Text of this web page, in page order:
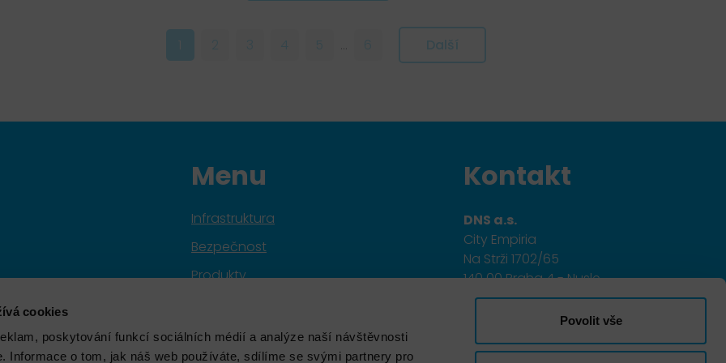
cookies
poskytování funkcí sociálních médií a analýze naší návštěvnosti
Informace o tom, jak náš web používáte, sdílíme se svými partnery pro
Povolit vše
1 Další
Menu
Infrastruktura
Bezpečnost
Produkty
Značky
Kontakt
DNS a.s.
City Empiria
Na Strži 1702/65
140 00 Praha 4 - Nusle
+420 703 433 957